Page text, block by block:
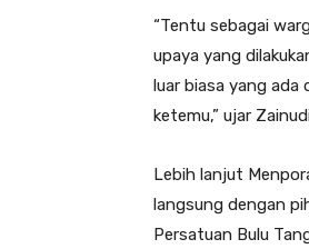
“Tentu sebagai
upaya yang
luar biasa yang ada
ketemu,” ujar
Lebih lanjut
langsung dengan
Persatuan Bulu